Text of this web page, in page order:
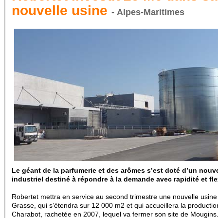
nouvelle usine - Alpes-Maritimes
Le géant de la parfumerie et des arômes s’est doté d’un
industriel destiné à répondre à la demande avec rapidité et
Robertet mettra en service au second trimestre une nouvelle
Grasse, qui s’étendra sur 12 000 m2 et qui accueillera la
Charabot, rachetée en 2007, lequel va fermer son site de